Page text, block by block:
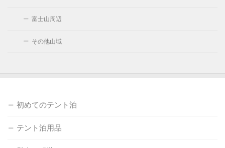
富士山周辺
その他山域
初めてのテント泊
テント泊用品